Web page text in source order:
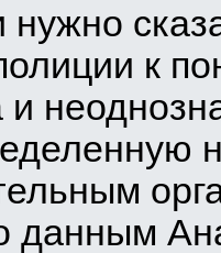
к
и
данным